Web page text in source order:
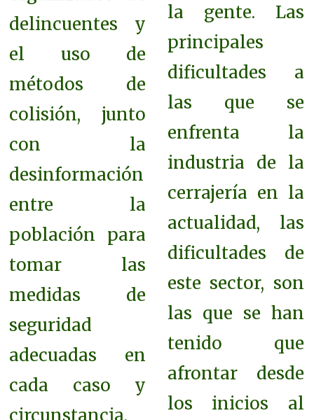
delincuentes y
el uso de
métodos de
colisión, junto
con la
desinformación
entre la
población para
tomar las
medidas de
seguridad
adecuadas en
cada caso y
circunstancia.
la gente. Las
principales
dificultades a
las que se
enfrenta la
industria de la
cerrajería en la
actualidad, las
dificultades de
este sector, son
las que se han
tenido que
afrontar desde
los inicios al